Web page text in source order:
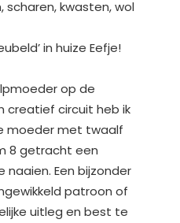
kwasten, wol
in huize Eefje!
op de
creatief circuit heb ik
moeder met twaalf
8 getracht een
Een bijzonder
patroon of
uitleg en best te